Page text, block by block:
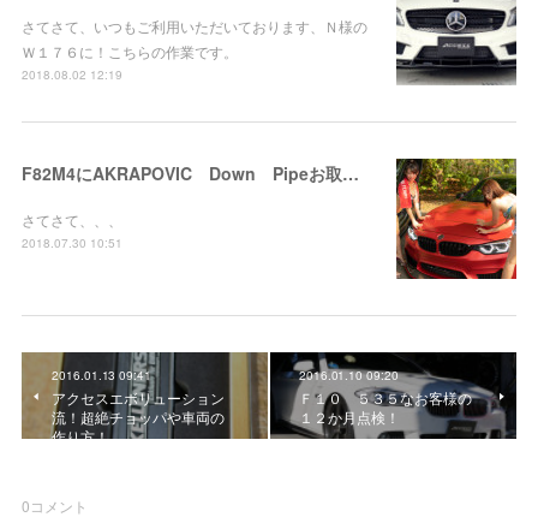
さてさて、いつもご利用いただいております、Ｎ様の
Ｗ１７６に！こちらの作業です。
2018.08.02 12:19
F82M4にAKRAPOVIC Down Pipeお取り付け！
さてさて、、、
2018.07.30 10:51
2016.01.13 09:41
アクセスエボリューション
流！超絶チョッパや車両の
作り方！
2016.01.10 09:20
Ｆ１０ ５３５なお客様の
１２か月点検！
0コメント